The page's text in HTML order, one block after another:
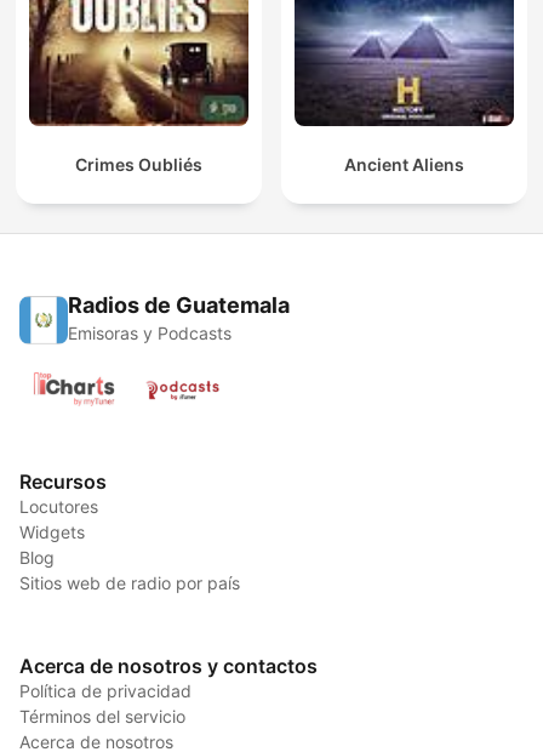
Crimes Oubliés Ancient Aliens
Radios de Guatemala
Emisoras y Podcasts
Recursos
Locutores
Widgets
Blog
Sitios web de radio por país
Acerca de nosotros y contactos
Política de privacidad
Términos del servicio
Acerca de nosotros